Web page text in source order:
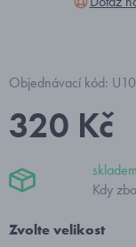
Objednávací kód:
320 Kč
skladem
Kdy
Zvolte velikost